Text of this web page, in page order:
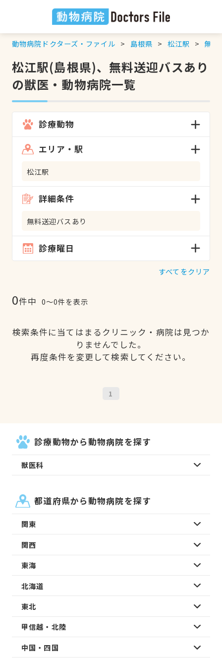
動物病院ドクターズ・ファイル 島根県 松江駅 無料
松江駅(島根県)、無料送迎バスあり
の獣医・動物病院一覧
診療動物
エリア・駅
松江駅
詳細条件
無料送迎バスあり
診療曜日
すべてをクリア
0件中 0〜0件を表示
検索条件に当てはまるクリニック・病院は見つか
りませんでした。
再度条件を変更して検索してください。
1
診療動物から動物病院を探す
獣医科
都道府県から動物病院を探す
関東
関西
東海
北海道
東北
甲信越・北陸
中国・四国